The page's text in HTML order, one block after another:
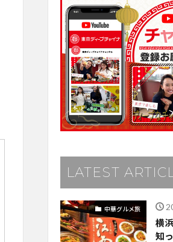
LATEST
中華グルメ旅
横
知